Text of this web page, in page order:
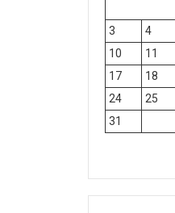
3
4
10
11
17
18
24
25
31